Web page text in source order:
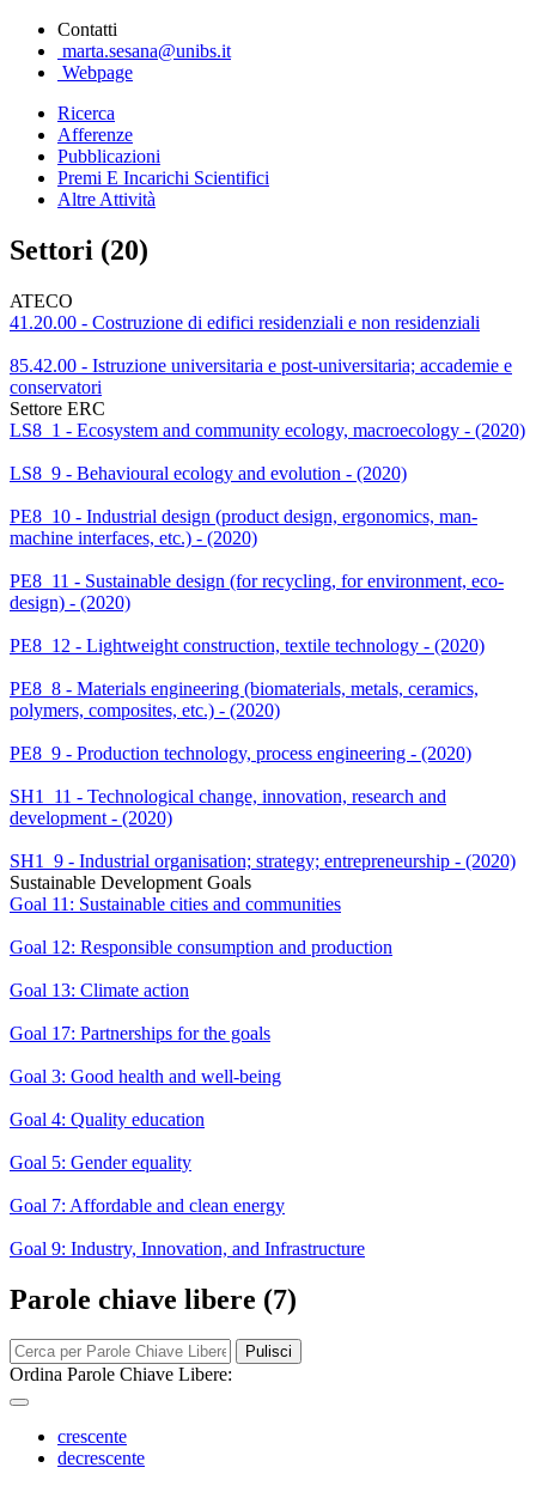
Contatti
marta.sesana@unibs.it
Webpage
Ricerca
Afferenze
Pubblicazioni
Premi E Incarichi Scientifici
Altre Attività
Settori (20)
ATECO
41.20.00 - Costruzione di edifici residenziali e non residenziali
85.42.00 - Istruzione universitaria e post-universitaria; accademie e
conservatori
Settore ERC
LS8_1 - Ecosystem and community ecology, macroecology - (2020)
LS8_9 - Behavioural ecology and evolution - (2020)
PE8_10 - Industrial design (product design, ergonomics, man-
machine interfaces, etc.) - (2020)
PE8_11 - Sustainable design (for recycling, for environment, eco-
design) - (2020)
PE8_12 - Lightweight construction, textile technology - (2020)
PE8_8 - Materials engineering (biomaterials, metals, ceramics,
polymers, composites, etc.) - (2020)
PE8_9 - Production technology, process engineering - (2020)
SH1_11 - Technological change, innovation, research and
development - (2020)
SH1_9 - Industrial organisation; strategy; entrepreneurship - (2020)
Sustainable Development Goals
Goal 11: Sustainable cities and communities
Goal 12: Responsible consumption and production
Goal 13: Climate action
Goal 17: Partnerships for the goals
Goal 3: Good health and well-being
Goal 4: Quality education
Goal 5: Gender equality
Goal 7: Affordable and clean energy
Goal 9: Industry, Innovation, and Infrastructure
Parole chiave libere (7)
Pulisci
Ordina Parole Chiave Libere:
crescente
decrescente